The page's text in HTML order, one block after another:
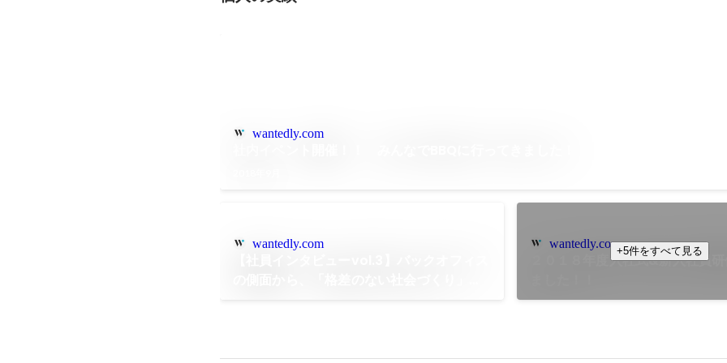
wantedly.com
wantedly.com wantedly.com
２０１８年度入社式&新入社員
+5件をすべて見る